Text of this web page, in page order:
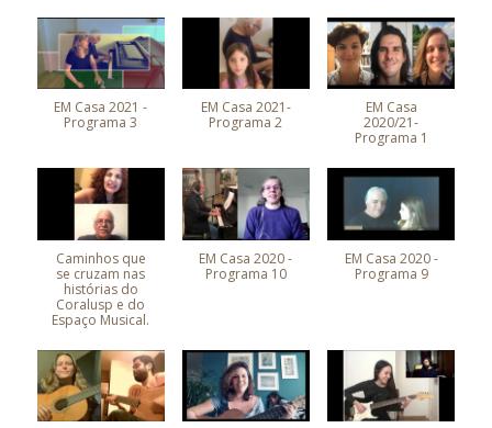
EM Casa 2021 -
Programa 3
EM Casa 2021-
Programa 2
EM Casa
2020/21-
Programa 1
Caminhos que
se cruzam nas
histórias do
Coralusp e do
Espaço Musical.
EM Casa 2020 -
Programa 10
EM Casa 2020 -
Programa 9